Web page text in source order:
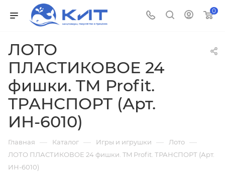
0
ЛОТО
ПЛАСТИКОВОЕ 24
фишки. TM Profit.
ТРАНСПОРТ (Арт.
ИН-6010)
Главная — Каталог — Игры и игрушки — Лото —
ЛОТО ПЛАСТИКОВОЕ 24 фишки. TM Profit. ТРАНСПОРТ (Арт.
ИН-6010)